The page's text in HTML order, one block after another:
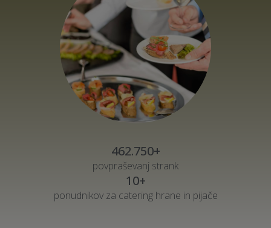
462.750+
povpraševanj strank
10+
ponudnikov za catering hrane in pijače